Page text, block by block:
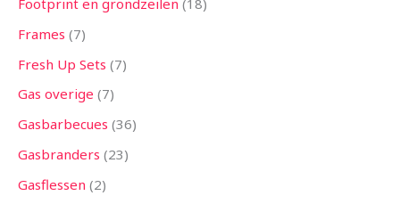
Footprint en grondzeilen 18
Frames 7
Fresh Up Sets 7
Gas overige 7
Gasbarbecues 36
Gasbranders 23
Gasflessen 2